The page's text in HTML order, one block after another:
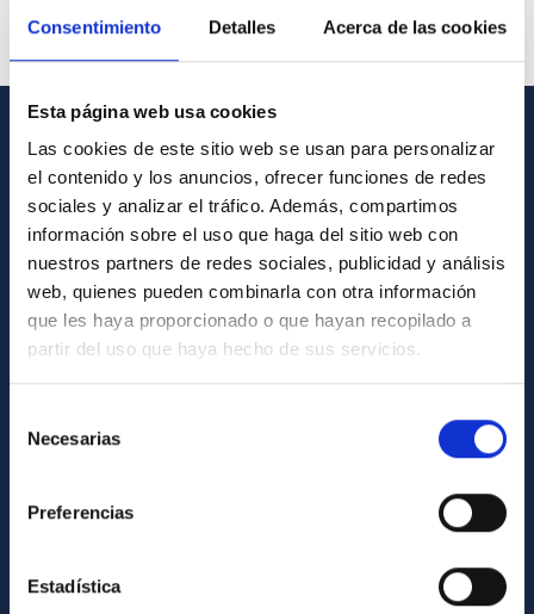
Consentimiento Detalles Acerca de las cookies
Esta página web usa cookies
Las cookies de este sitio web se usan para personalizar
el contenido y los anuncios, ofrecer funciones de redes
sociales y analizar el tráfico. Además, compartimos
información sobre el uso que haga del sitio web con
nuestros partners de redes sociales, publicidad y análisis
web, quienes pueden combinarla con otra información
que les haya proporcionado o que hayan recopilado a
partir del uso que haya hecho de sus servicios.
Necesarias
Preferencias
Estadística
GENERAL INFORMATION
Contact
How to get to the IAC
List of personnel
Library
ABOUT THE IAC
Transparency
Gender equality and diversity